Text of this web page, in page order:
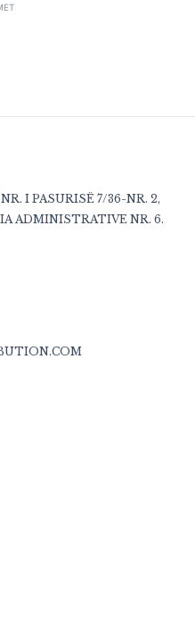
I PASURISË 7/36-NR. 2,
ADMINISTRATIVE NR. 6.